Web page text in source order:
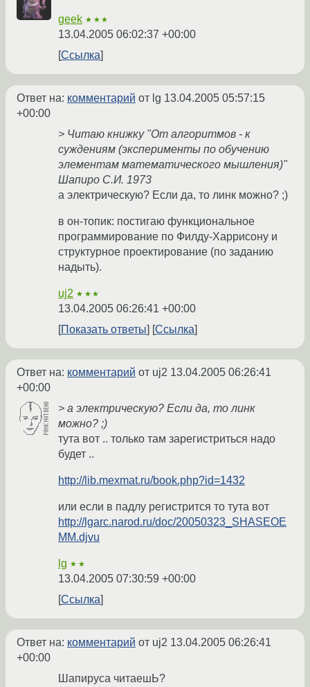
geek ★★★
13.04.2005 06:02:37 +00:00
Ссылка
Ответ на: комментарий от lg 13.04.2005 05:57:15
+00:00
> Читаю книжку "От алгоритмов - к
суждениям (эксперименты по обучению
элементам математического мышления)"
Шапиро С.И. 1973
а электрическую? Если да, то линк можно? ;)
в он-топик: постигаю функциональное
программирование по Филду-Харрисону и
структурное проектирование (по заданию
надыть).
uj2 ★★★
13.04.2005 06:26:41 +00:00
Показать ответы
Ссылка
Ответ на: комментарий от uj2 13.04.2005 06:26:41
+00:00
> а электрическую? Если да, то линк
можно? ;)
тута вот .. только там зарегистриться надо
будет ..
http://lib.mexmat.ru/book.php?id=1432
или если в падлу регистрится то тута вот
http://lgarc.narod.ru/doc/20050323_SHASEOE
MM.djvu
lg ★★
13.04.2005 07:30:59 +00:00
Ссылка
Ответ на: комментарий от uj2 13.04.2005 06:26:41
+00:00
Шапируса читаешЬ?